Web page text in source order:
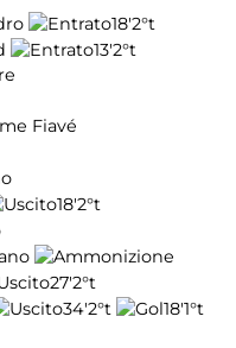
18'2°t
13'2°t
Fiavé
18'2°t
27'2°t
34'2°t 18'1°t